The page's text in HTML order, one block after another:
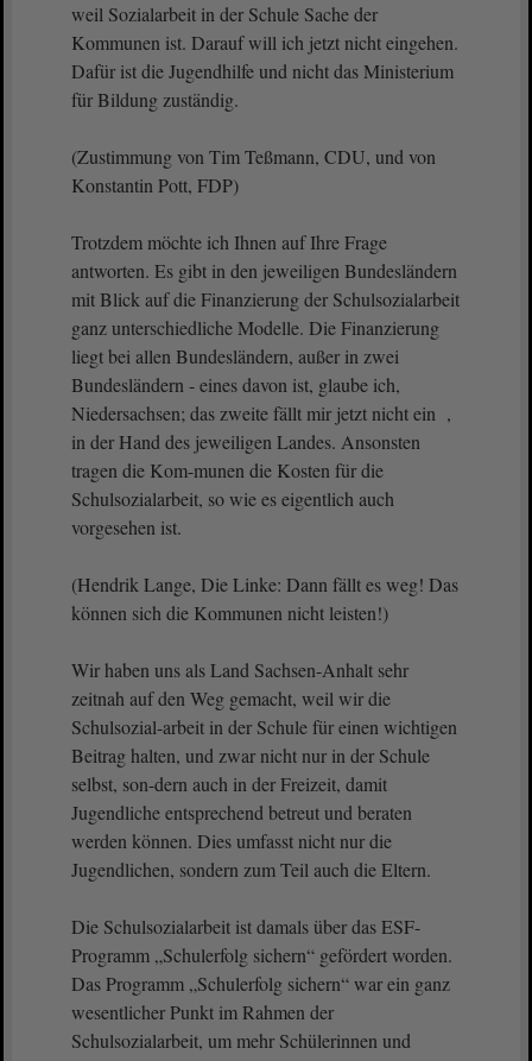
weil Sozialarbeit in der Schule Sache der
Kommunen ist. Darauf will ich jetzt nicht eingehen.
Dafür ist die Jugendhilfe und nicht das Ministerium
für Bildung zuständig.
(Zustimmung von Tim Teßmann, CDU, und von
Konstantin Pott, FDP)
Trotzdem möchte ich Ihnen auf Ihre Frage
antworten. Es gibt in den jeweiligen Bundesländern
mit Blick auf die Finanzierung der Schulsozialarbeit
ganz unterschiedliche Modelle. Die Finanzierung
liegt bei allen Bundesländern, außer in zwei
Bundesländern - eines davon ist, glaube ich,
Niedersachsen; das zweite fällt mir jetzt nicht ein ,
in der Hand des jeweiligen Landes. Ansonsten
tragen die Kom-munen die Kosten für die
Schulsozialarbeit, so wie es eigentlich auch
vorgesehen ist.
(Hendrik Lange, Die Linke: Dann fällt es weg! Das
können sich die Kommunen nicht leisten!)
Wir haben uns als Land Sachsen-Anhalt sehr
zeitnah auf den Weg gemacht, weil wir die
Schulsozial-arbeit in der Schule für einen wichtigen
Beitrag halten, und zwar nicht nur in der Schule
selbst, son-dern auch in der Freizeit, damit
Jugendliche entsprechend betreut und beraten
werden können. Dies umfasst nicht nur die
Jugendlichen, sondern zum Teil auch die Eltern.
Die Schulsozialarbeit ist damals über das ESF-
Programm „Schulerfolg sichern“ gefördert worden.
Das Programm „Schulerfolg sichern“ war ein ganz
wesentlicher Punkt im Rahmen der
Schulsozialarbeit, um mehr Schülerinnen und